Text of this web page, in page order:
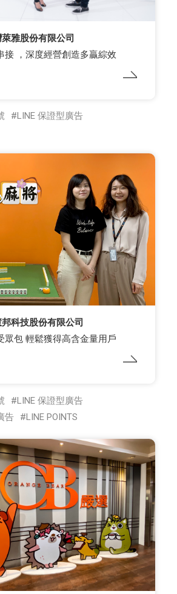
雅股份有限公司
接 ，深度經營創造多贏綜效
LINE 保證型廣告
科技股份有限公司
眾包 輕鬆獲得高含金量用戶
LINE 保證型廣告
告
LINE POINTS